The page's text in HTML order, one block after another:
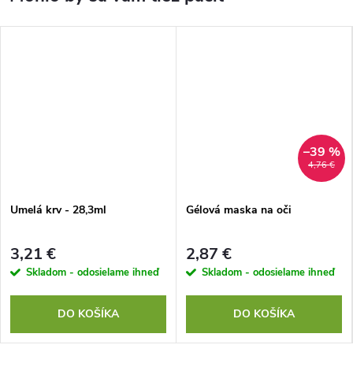
Umelá krv - 28,3ml
3,21 €
Skladom - odosielame ihneď
DO KOŠÍKA
4,76 €
–39 %
Gélová maska ​​na oči
2,87 €
Skladom - odosielame ihneď
DO KOŠÍKA